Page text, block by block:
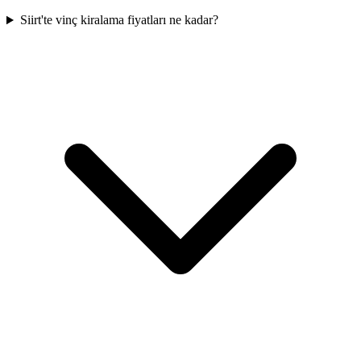
Siirt'te vinç kiralama fiyatları ne kadar?